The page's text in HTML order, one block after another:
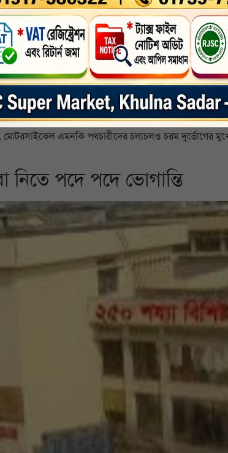
বাণিজ্যিক কেন্দ্র পাটকেলঘাটা বাজারের বলফিল্ড-সংলগ্ন
মোটরসাইকেল এমনকি পথচারীদের চলাচলও চরম দুর্ভোগের
নিতে পদে পদে ভোগান্তি